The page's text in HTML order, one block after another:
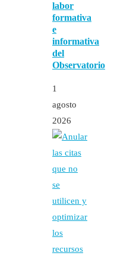
labor
formativa
e
informativa
del
Observatorio
1
agosto
2026